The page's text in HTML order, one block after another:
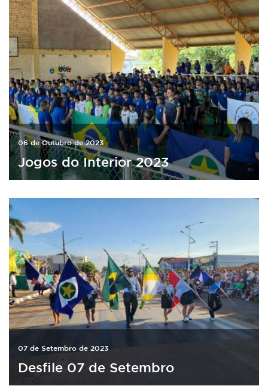
06 de Outubro de 2023
Jogos do Interior 2023
07 de Setembro de 2023
Desfile 07 de Setembro